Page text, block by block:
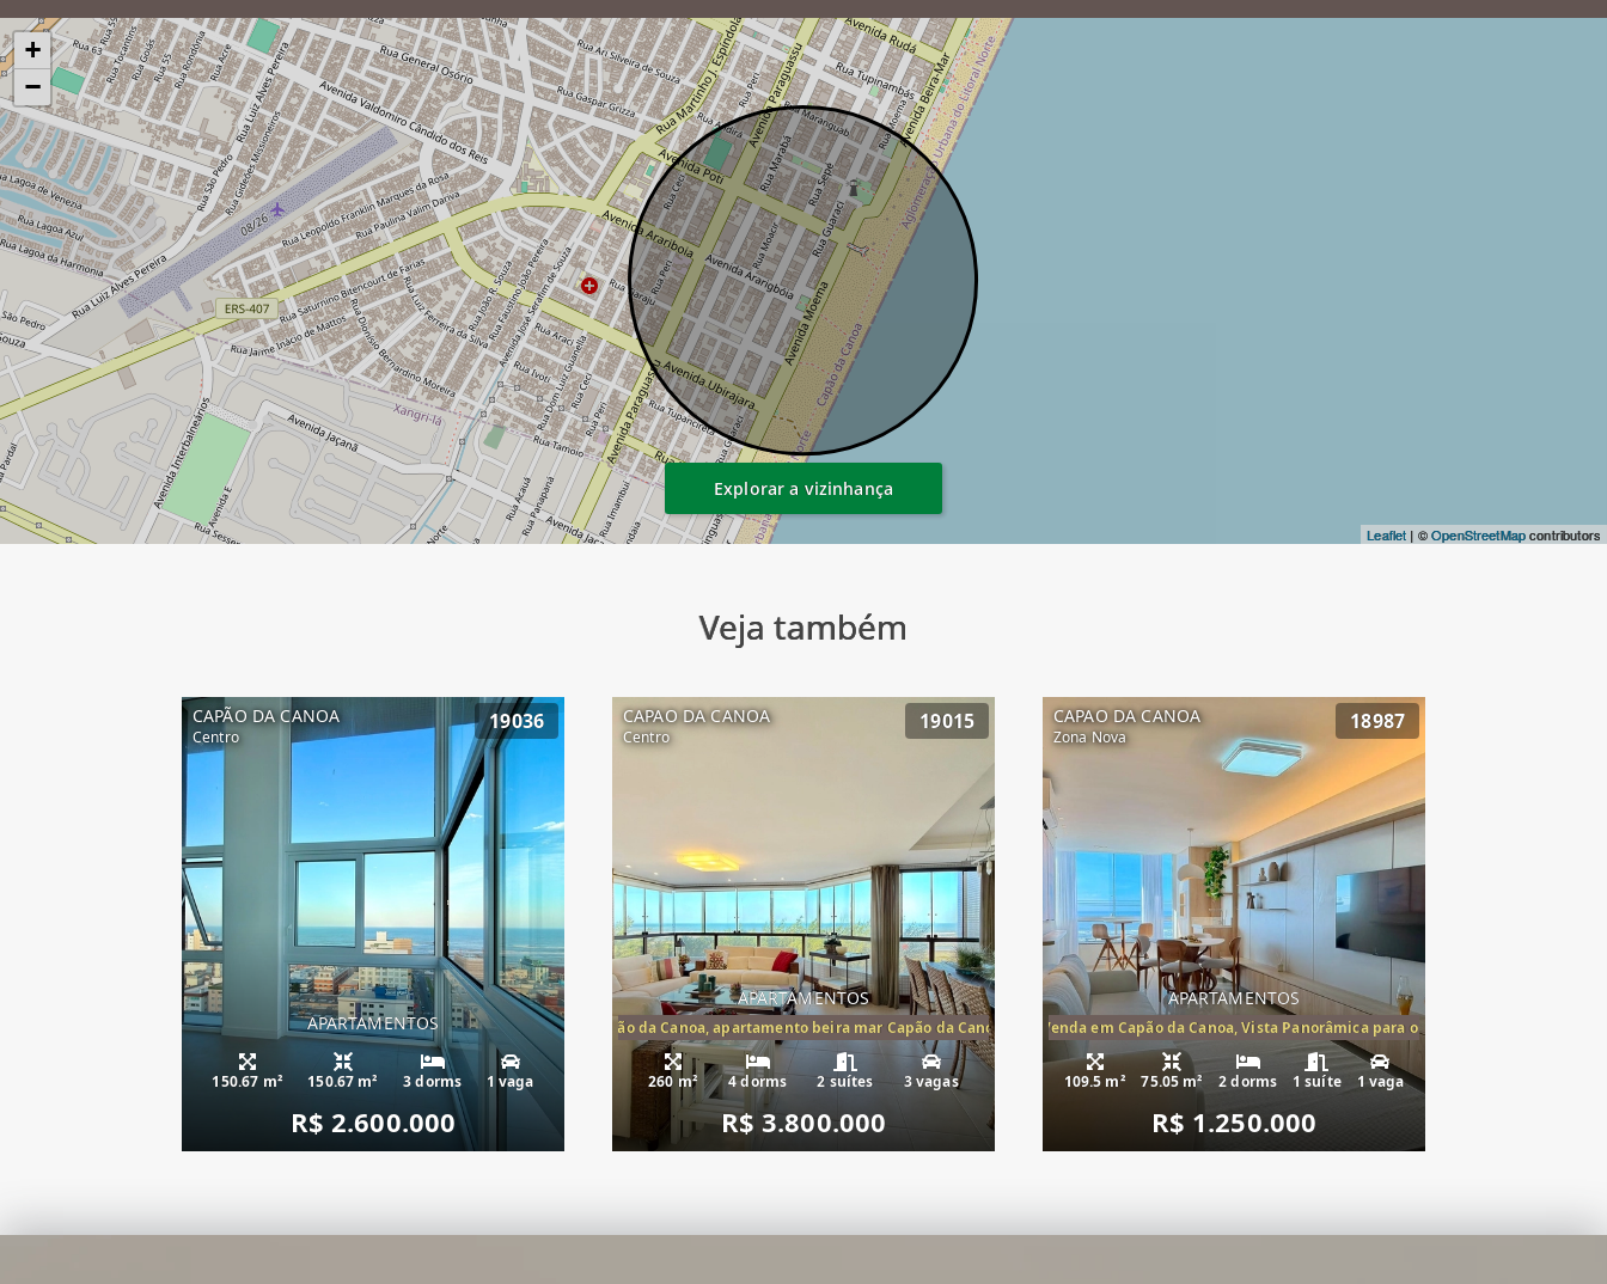
+
−
Leaflet | ©OpenStreetMapcontributors
Explorar a vizinhança
Veja também
CAPÃO DA CANOA
Centro
19036
APARTAMENTOS
150.67 m² 150.67 m² 3 dorms 1 vaga
R$ 2.600.000
CAPAO DA CANOA
Centro
19015
APARTAMENTOS
apartamento frente mar Capão da Canoa, apartamento beira mar Capão da Canoa, apartamento à venda Cap
260 m² 4 dorms 2 suítes 3 vagas
R$ 3.800.000
CAPAO DA CANOA
Zona Nova
18987
APARTAMENTOS
Apartamento Beira-Mar à Venda em Capão da Canoa, Vista Panorâmica para o Mar, 2
109.5 m² 75.05 m² 2 dorms 1 suíte 1 vaga
R$ 1.250.000